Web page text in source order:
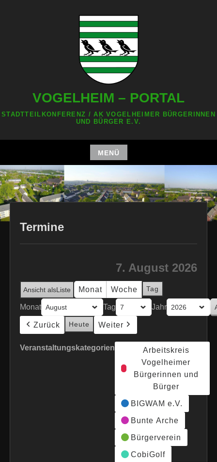
VOGELHEIM – PORTAL
STADTTEILKONFERENZ / AK VOGELHEIMER BÜRGERINNEN
UND BÜRGER E.V.
MENÜ
Zum
Inhalt
springen
Termine
7. August 2026
Ansicht alsListe Monat Woche Tag
Monat Tag Jahr
Zurück Heute Weiter
Veranstaltungskategorien
Arbeitskreis
Vogelheimer
Bürgerinnen und
Bürger
BIGWAM e.V.
Bunte Arche
Bürgerverein
CobiGolf